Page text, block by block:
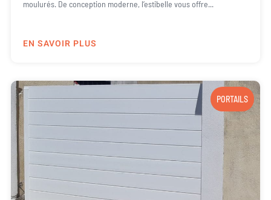
moulurés. De conception moderne, l’estibelle vous offre...
EN SAVOIR PLUS
PORTAILS